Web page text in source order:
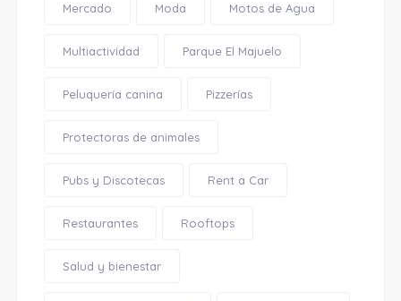
Mercado Moda Motos de Agua
Multiactividad Parque El Majuelo
Peluquería canina Pizzerías
Protectoras de animales
Pubs y Discotecas Rent a Car
Restaurantes Rooftops
Salud y bienestar